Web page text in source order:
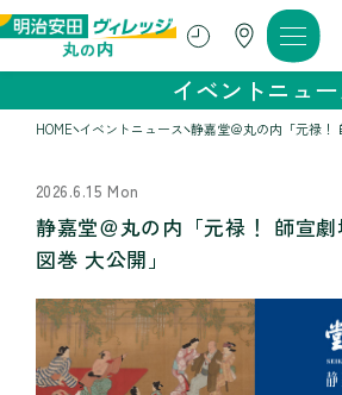
イベントニュ
HOME イベントニュース 静嘉堂＠丸の内「元禄！
2026.6.15 Mon
静嘉堂＠丸の内「元禄！ 師宣
図巻 大公開」